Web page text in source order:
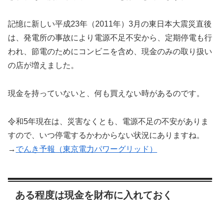
記憶に新しい平成23年（2011年）3月の東日本大震災直後
は、発電所の事故により電源不足不安から、定期停電も行
われ、節電のためにコンビニを含め、現金のみの取り扱い
の店が増えました。
現金を持っていないと、何も買えない時があるのです。
令和5年現在は、災害なくとも、電源不足の不安がありま
すので、いつ停電するかわからない状況にありますね。
→ でんき予報（東京電力パワーグリッド）
ある程度は現金を財布に入れておく